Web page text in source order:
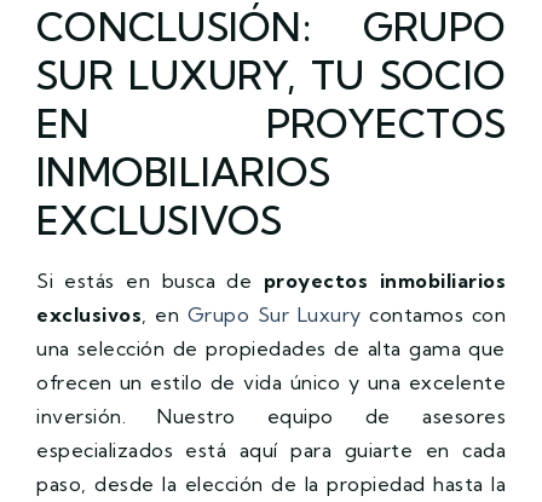
CONCLUSIÓN: GRUPO
SUR LUXURY, TU SOCIO
EN PROYECTOS
INMOBILIARIOS
EXCLUSIVOS
Si estás en busca de proyectos inmobiliarios
exclusivos , en Grupo Sur Luxury contamos con
una selección de propiedades de alta gama que
ofrecen un estilo de vida único y una excelente
inversión. Nuestro equipo de asesores
especializados está aquí para guiarte en cada
paso, desde la elección de la propiedad hasta la